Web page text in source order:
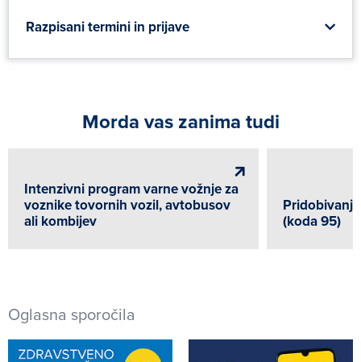
Razpisani termini in prijave
Morda vas zanima tudi
Intenzivni program varne vožnje za
voznike tovornih vozil, avtobusov
ali kombijev
(koda 95)
Oglasna sporočila